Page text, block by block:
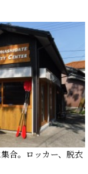
合。ロッカー、脱衣